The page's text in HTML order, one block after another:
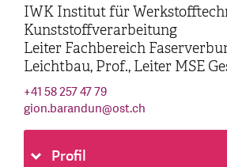
IWK Institut für
Kunststoffverarbeitung
Leiter Fachbereich
Leichtbau, Prof., Leiter MSE
+41 58 257 47 79
gion.barandun@ost.ch
Profil